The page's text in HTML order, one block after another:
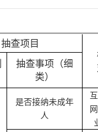
抽查项目
抽查事项（细
类）
是否接纳未成年
人